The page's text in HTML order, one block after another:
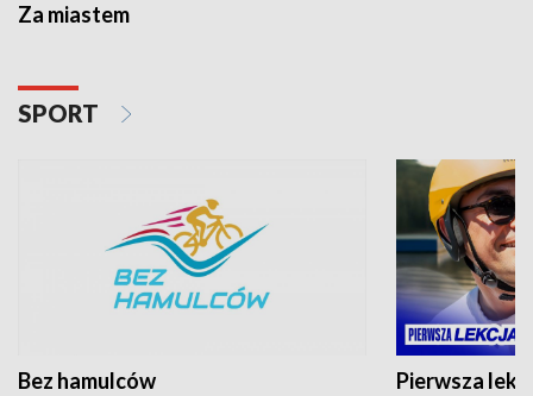
Za miastem
SPORT
Bez hamulców Pierwsza